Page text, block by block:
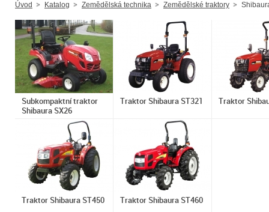
Úvod Katalog Zemědělská technika Zemědělské traktory
Subkompaktní traktor
Shibaura SX26
Traktor Shibaura ST321 Traktor
Traktor Shibaura ST450 Traktor Shibaura ST460